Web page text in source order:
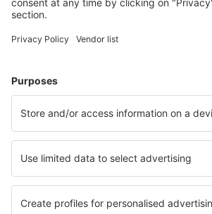
Cele mai căutate cazări de către
Cazare în Roma
Cazare în Milano Cazare în Napoli
Cazare în Riva del Garda Cazare în Tropea
Cazare în Montepulciano Cazare în